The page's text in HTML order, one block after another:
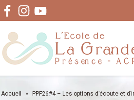
FacebookInstagram
Youtube
Accueil » PPF26#4 – Les options d’écoute et